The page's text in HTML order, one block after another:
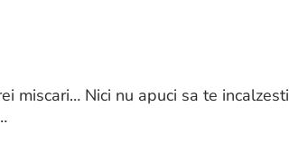
miscari… Nici nu apuci sa te incalzesti